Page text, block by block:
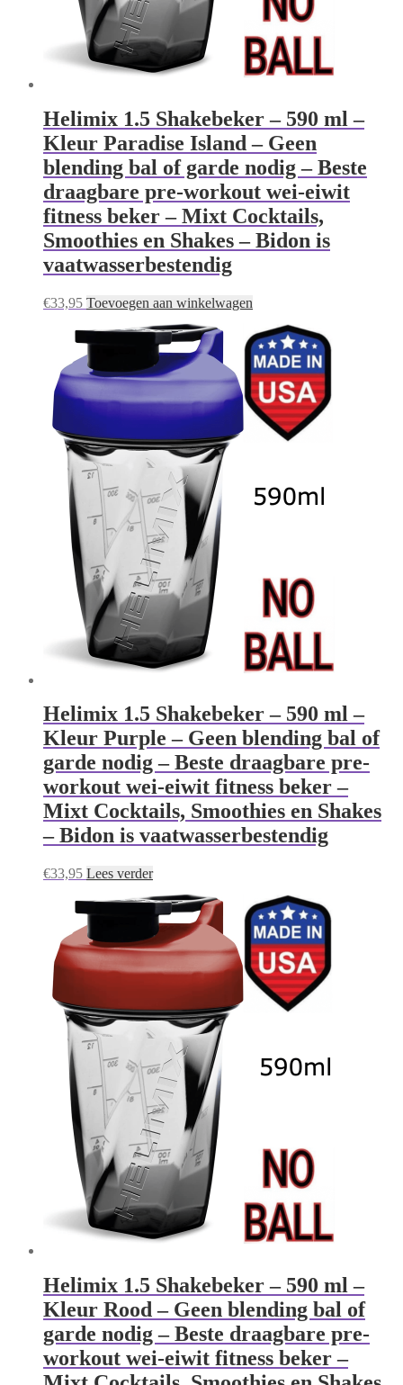
Helimix 1.5 Shakebeker – 590 ml –
Kleur Paradise Island – Geen
blending bal of garde nodig – Beste
draagbare pre-workout wei-eiwit
fitness beker – Mixt Cocktails,
Smoothies en Shakes – Bidon is
vaatwasserbestendig
€33,95 Toevoegen aan winkelwagen
Helimix 1.5 Shakebeker – 590 ml –
Kleur Purple – Geen blending bal of
garde nodig – Beste draagbare pre-
workout wei-eiwit fitness beker –
Mixt Cocktails, Smoothies en Shakes
– Bidon is vaatwasserbestendig
€33,95 Lees verder
Helimix 1.5 Shakebeker – 590 ml –
Kleur Rood – Geen blending bal of
garde nodig – Beste draagbare pre-
workout wei-eiwit fitness beker –